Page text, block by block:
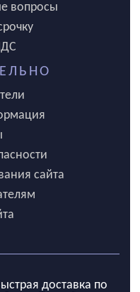
вопросы
сайта
доставка по